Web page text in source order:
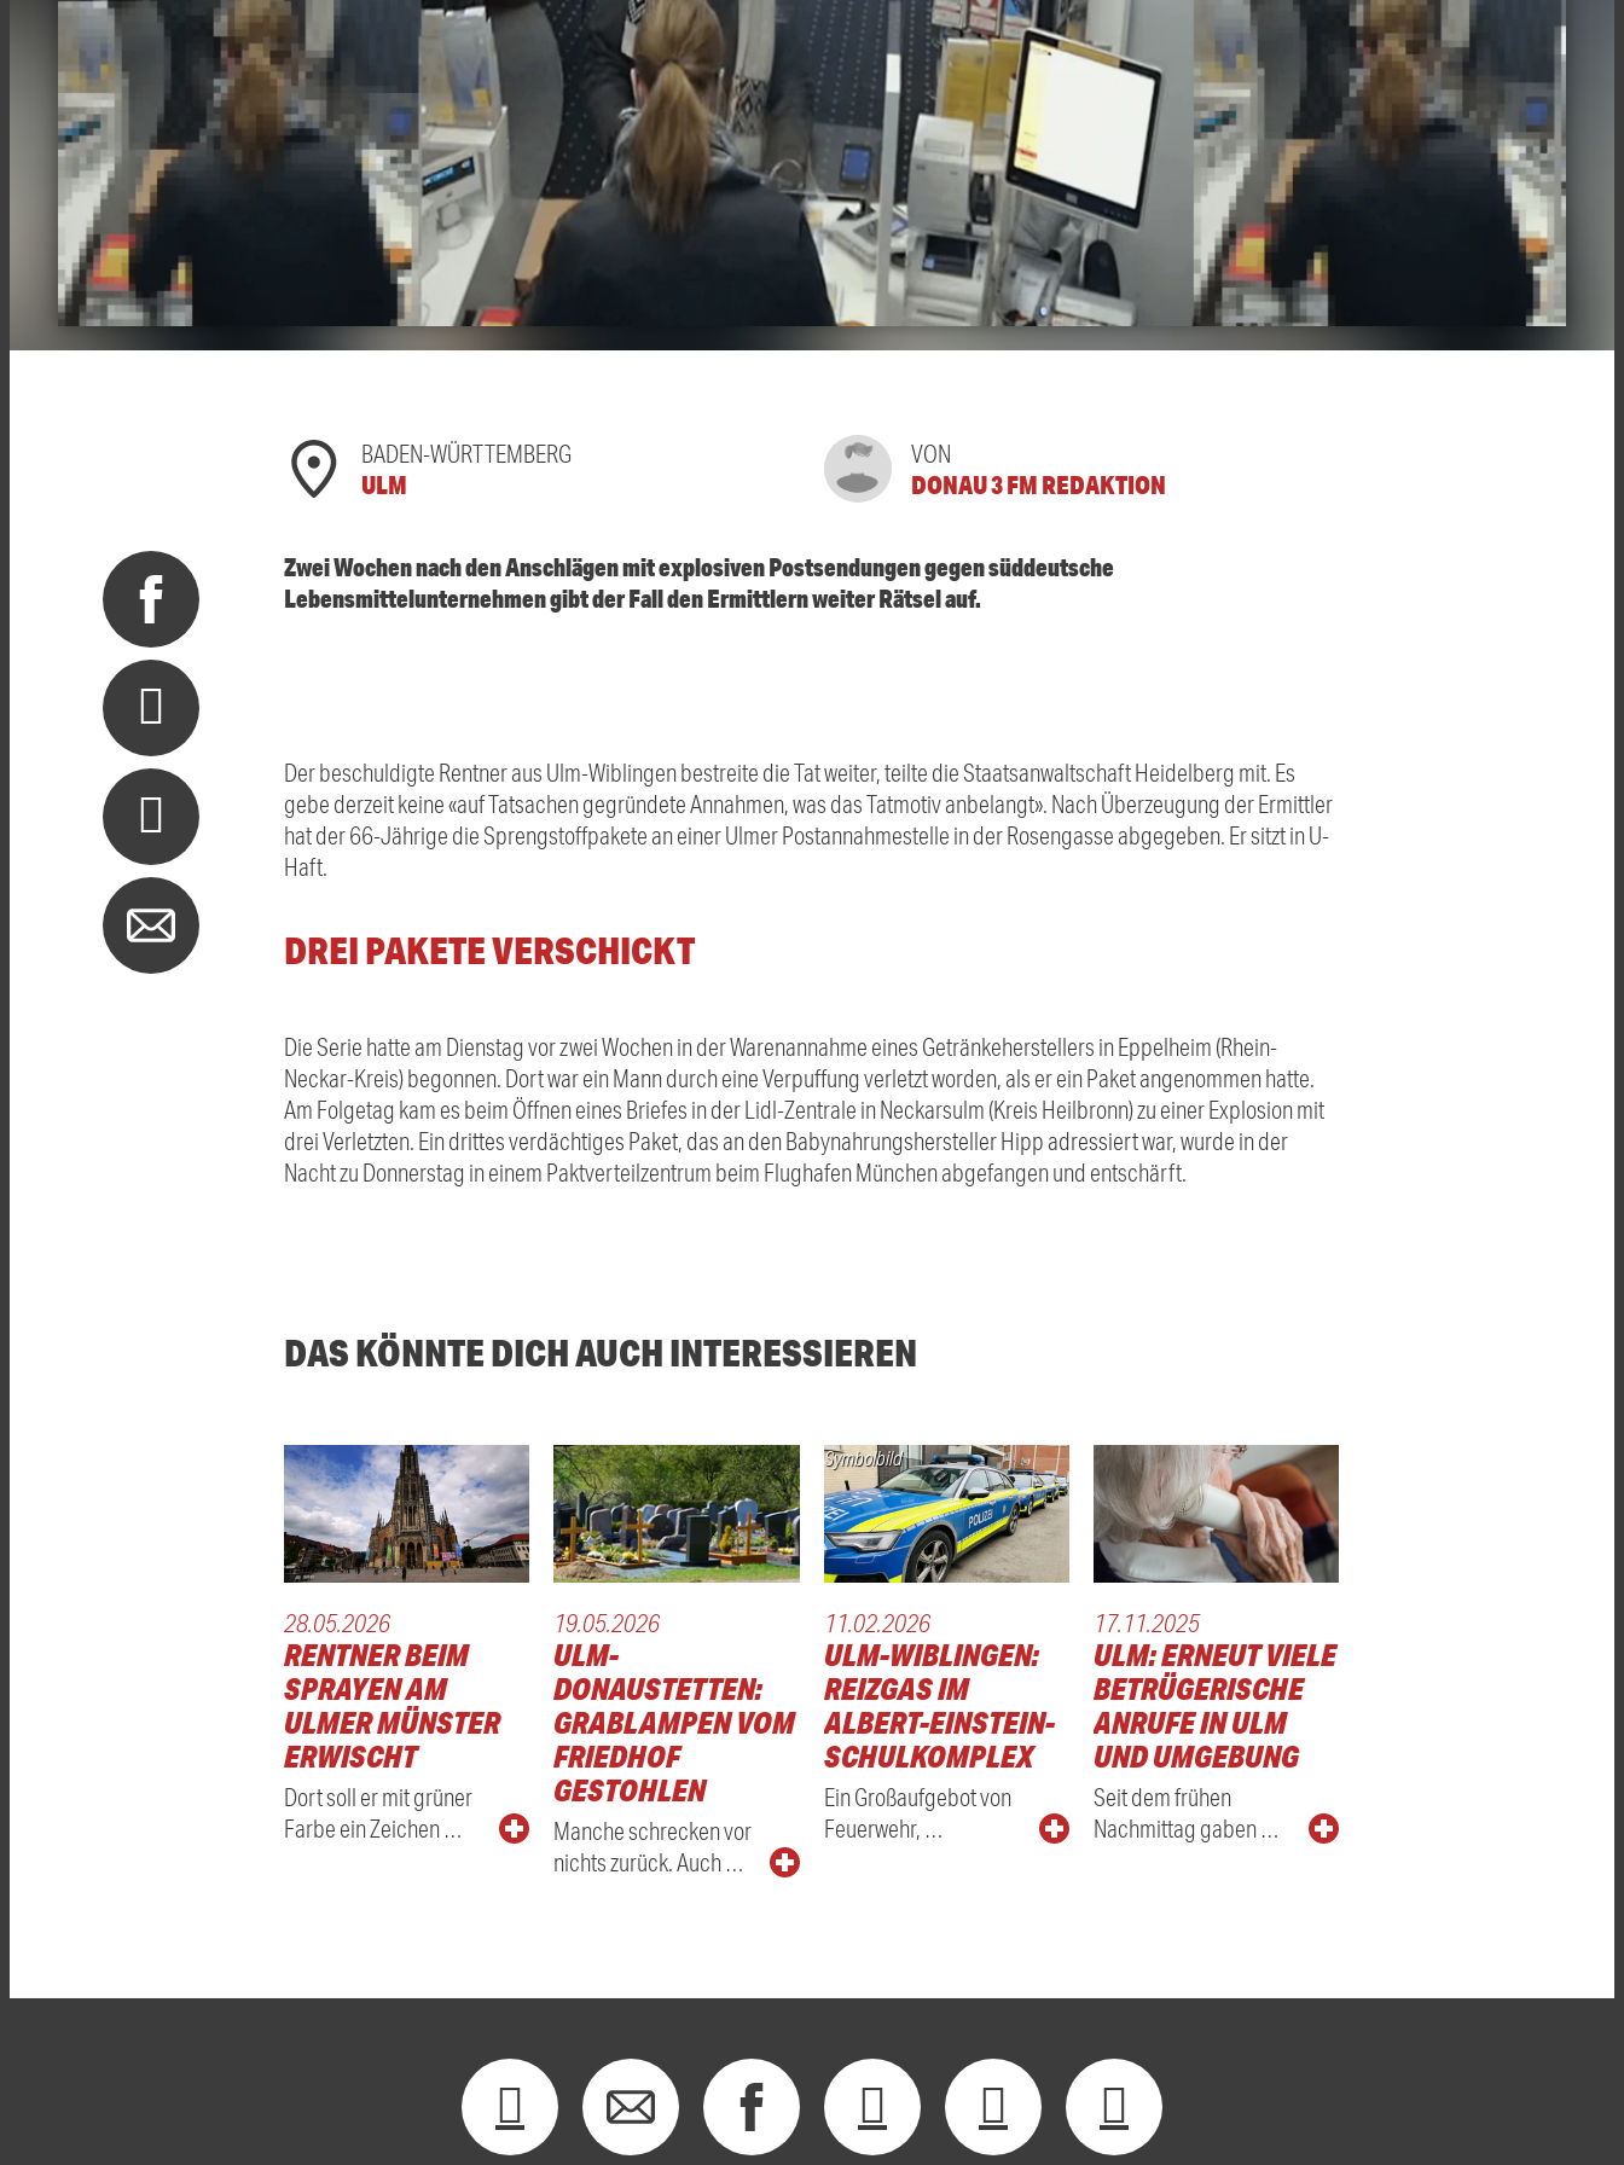
BADEN-WÜRTTEMBERG
ULM
VON
DONAU 3 FM REDAKTION
Zwei Wochen nach den Anschlägen mit explosiven Postsendungen gegen süddeutsche
Lebensmittelunternehmen gibt der Fall den Ermittlern weiter Rätsel auf.
Der beschuldigte Rentner aus Ulm-Wiblingen bestreite die Tat weiter, teilte die Staatsanwaltschaft Heidelberg mit. Es
gebe derzeit keine «auf Tatsachen gegründete Annahmen, was das Tatmotiv anbelangt». Nach Überzeugung der Ermittler
hat der 66-Jährige die Sprengstoffpakete an einer Ulmer Postannahmestelle in der Rosengasse abgegeben. Er sitzt in U-
Haft.
DREI PAKETE VERSCHICKT
Die Serie hatte am Dienstag vor zwei Wochen in der Warenannahme eines Getränkeherstellers in Eppelheim (Rhein-
Neckar-Kreis) begonnen. Dort war ein Mann durch eine Verpuffung verletzt worden, als er einPaketangenommen hatte.
Am Folgetag kam es beim Öffnen eines Briefes in der Lidl-Zentrale in Neckarsulm (Kreis Heilbronn) zu einer Explosion mit
drei Verletzten. Ein drittes verdächtiges Paket, das an den Babynahrungshersteller Hipp adressiert war, wurde in der
Nacht zu Donnerstag in einem Paktverteilzentrum beim Flughafen München abgefangen und entschärft.
DAS KÖNNTE DICH AUCH INTERESSIEREN
28.05.2026
RENTNER BEIM
SPRAYEN AM
ULMER MÜNSTER
ERWISCHT
Dort soll er mit grüner
Farbe ein Zeichen …
19.05.2026
ULM-
DONAUSTETTEN:
GRABLAMPEN VOM
FRIEDHOF
GESTOHLEN
Manche schrecken vor
nichts zurück. Auch …
Symbolbild
11.02.2026
ULM-WIBLINGEN:
REIZGAS IM
ALBERT-EINSTEIN-
SCHULKOMPLEX
Ein Großaufgebot von
Feuerwehr, …
17.11.2025
ULM: ERNEUT VIELE
BETRÜGERISCHE
ANRUFE IN ULM
UND UMGEBUNG
Seit dem frühen
Nachmittag gaben …